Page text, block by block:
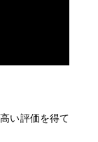
い評価を得て